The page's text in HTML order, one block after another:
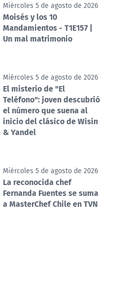
Miércoles 5 de agosto de 2026
Moisés y los 10
Mandamientos - T1E157 |
Un mal matrimonio
Miércoles 5 de agosto de 2026
El misterio de "El
Teléfono": joven descubrió
el número que suena al
inicio del clásico de Wisin
& Yandel
Miércoles 5 de agosto de 2026
La reconocida chef
Fernanda Fuentes se suma
a MasterChef Chile en TVN